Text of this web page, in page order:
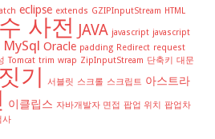
eclipse extends GZIPInputStream HTML
사전 JAVA javascript javascript
MySql Oracle padding Redirect request
Tomcat trim wrap ZipInputStream 단축키 대문
기 서블릿 스크롤 스크립트 아스트라
이클립스 자바개발자 면접 팝업 위치
팝업차
사